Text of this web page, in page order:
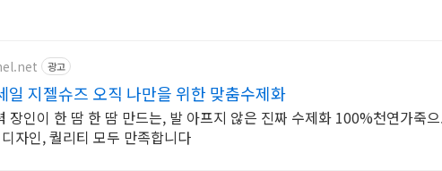
광고
일 지젤슈즈 오직 나만을 위한 맞춤수제화
장인이 한 땀 한 땀 만드는, 발 아프지 않은 진짜 수제화 100%천연가죽
자인, 퀄리티 모두 만족합니다